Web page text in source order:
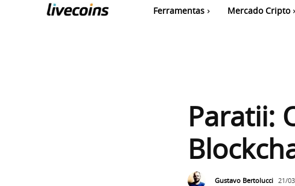
Ferramentas Mercado Cripto
Paratii:
Gustavo Bertolucci 21/